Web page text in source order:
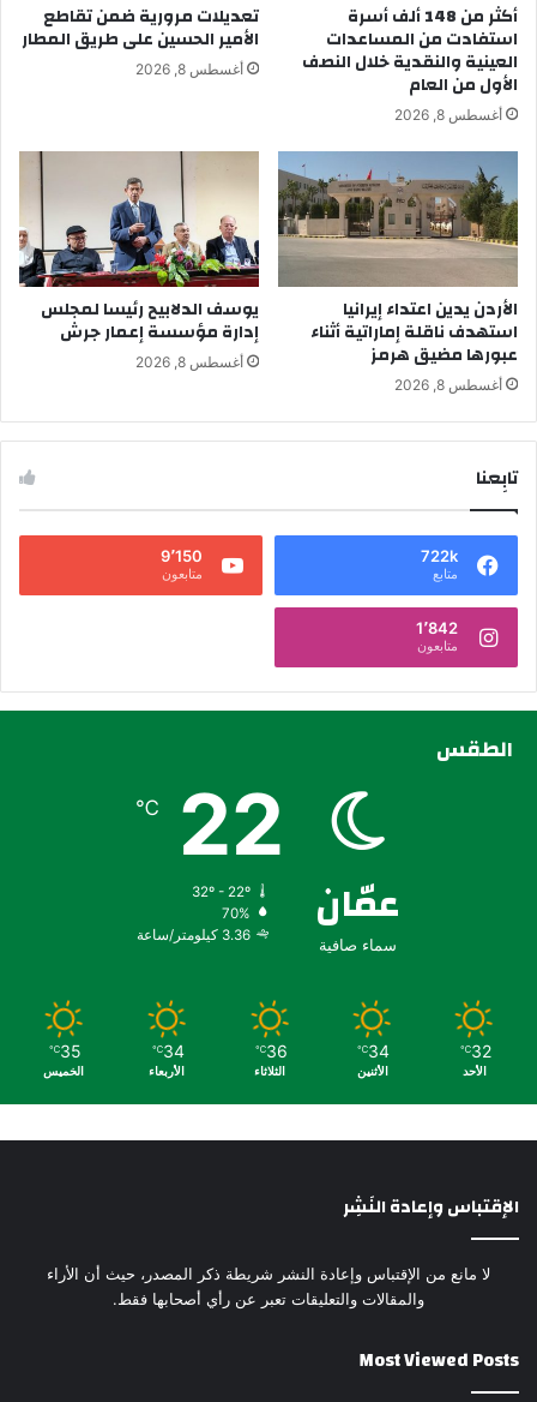
أكثر من 148 ألف أسرة
استفادت من المساعدات
العينية والنقدية خلال النصف
الأول من العام
أغسطس 8, 2026
تعديلات مرورية ضمن تقاطع
الأمير الحسين على طريق المطار
أغسطس 8, 2026
الأردن يدين اعتداء إيرانيا
استهدف ناقلة إماراتية أثناء
عبورها مضيق هرمز
أغسطس 8, 2026
يوسف الدلابيح رئيسا لمجلس
إدارة مؤسسة إعمار جرش
أغسطس 8, 2026
تابِعنا
722k
متابع
9٬150
متابعون
1٬842
متابعون
الطقس
عمّان
سماء صافية
22
℃
32º - 22º
70%
3.36 كيلومتر/ساعة
32
℃
الأحد
34
℃
الأثنين
36
℃
الثلاثاء
34
℃
الأربعاء
35
℃
الخميس
الإقتباس وإعادة النَشِر
لا مانع من الإقتباس وإعادة النشر شريطة ذكر المصدر، حيث أن الأراء
والمقالات والتعليقات تعبر عن رأي أصحابها فقط.
Most Viewed Posts